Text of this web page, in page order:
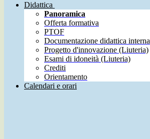
Didattica
Panoramica
Offerta formativa
PTOF
Documentazione didattica interna
Progetto d'innovazione (Liuteria)
Esami di idoneità (Liuteria)
Crediti
Orientamento
Calendari e orari